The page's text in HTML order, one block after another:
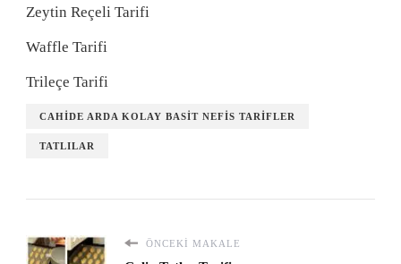
Zeytin Reçeli Tarifi
Waffle Tarifi
Trileçe Tarifi
CAHIDE ARDA KOLAY BASIT NEFIS TARIFLER
TATLILAR
ÖNCEKI MAKALE